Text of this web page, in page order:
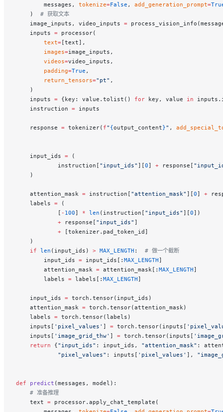
        messages,
tokenize=False , add_generation_prompt=
    )
# 获取文本
    image_inputs, video_inputs
=
    inputs
= processor(
        text
=[text],
        images
=image_inputs,
        videos
=video_inputs,
        padding
=True ,
        return_tensors
="pt" ,
    )
    inputs
= {key: value.tolist() for key, value in
    instruction
= inputs
    response
= tokenizer( f" {output_content}" ,
    input_ids
= (
            instruction[
"input_ids" ][0] + response[
    )
    attention_mask
= instruction[ "attention_mask" ][0] +
    labels
= (
            [
- 100] * len (instruction[ "input_ids" ][0])
            +
response[ "input_ids" ]
            +
[tokenizer.pad_token_id]
    )
    if
len (input_ids) > MAX_LENGTH : # 做一个截断
        input_ids
= input_ids[: MAX_LENGTH]
        attention_mask
= attention_mask[: MAX_LENGTH]
        labels
= labels[: MAX_LENGTH]
    input_ids
= torch.tensor(input_ids)
    attention_mask
= torch.tensor(attention_mask)
    labels
= torch.tensor(labels)
    inputs[
'pixel_values' ] = torch.tensor(inputs[
    inputs[
'image_grid_thw' ] = torch.tensor(inputs[
    return
{"input_ids" : input_ids, "attention_mask" :
            "pixel_values"
: inputs[ 'pixel_values' ],
def predict (messages, model):
    # 准备推理
    text
= processor.apply_chat_template(